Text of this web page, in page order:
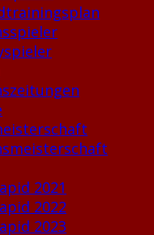
2021
2022
2023